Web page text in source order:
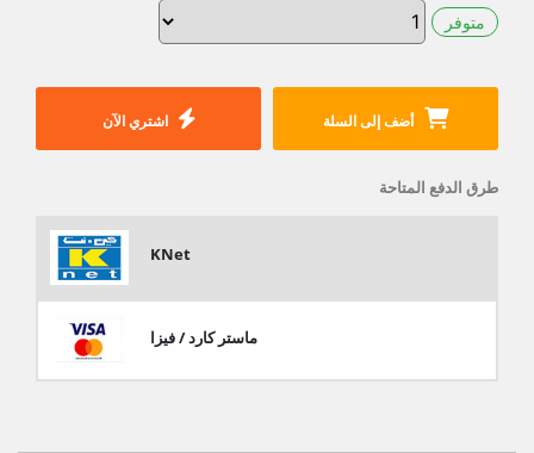
متوفر
أضف إلى السلة اشتري الآن
طرق الدفع المتاحة
KNet
ماستر كارد / فيزا